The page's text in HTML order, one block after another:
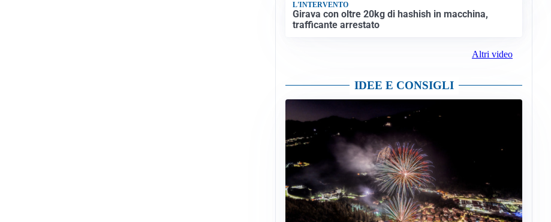
L'INTERVENTO
Girava con oltre 20kg di hashish in macchina,
trafficante arrestato
Altri video
IDEE E CONSIGLI